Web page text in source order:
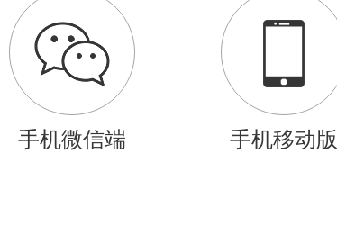
手机微信端 手机移动版